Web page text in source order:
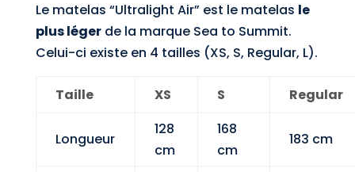
Le matelas “Ultralight Air” est le matelas le
plus légerde la marque Sea to Summit.
Celui-ci existe en 4 tailles (XS, S, Regular, L).
Taille XS S Regular
Longueur
128
cm
168
cm
183 cm